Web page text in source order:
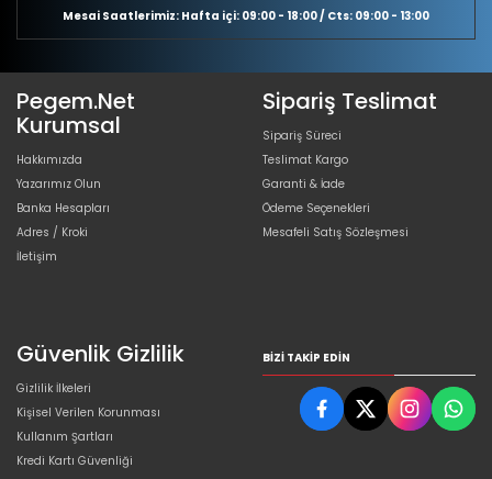
Mesai Saatlerimiz: Hafta içi: 09:00 - 18:00 / Cts: 09:00 - 13:00
Pegem.Net
Kurumsal
Hakkımızda
Yazarımız Olun
Banka Hesapları
Adres / Kroki
İletişim
Sipariş Teslimat
Sipariş Süreci
Teslimat Kargo
Garanti & İade
Ödeme Seçenekleri
Mesafeli Satış Sözleşmesi
Güvenlik Gizlilik
Gizlilik İlkeleri
Kişisel Verilen Korunması
Kullanım Şartları
Kredi Kartı Güvenliği
BIZI TAKIP EDIN